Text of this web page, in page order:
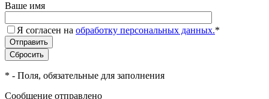
Ваше имя
Я согласен на обработку персональных данных.*
* - Поля, обязательные для заполнения
Сообщение отправлено